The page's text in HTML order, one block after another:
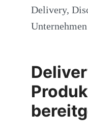
Delivery,